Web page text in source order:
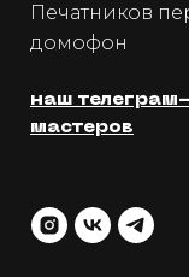
Печатников
домофон
наш
мастеров